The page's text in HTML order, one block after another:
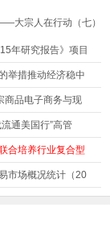
年研究报告》项目
举措推动经济稳中
商品电子商务与现
通美国行”高管
合培养行业复合型
市场概况统计（20